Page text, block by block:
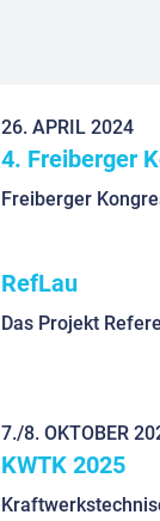
26. APRIL 2024
4. Freiberger
Freiberger
RefLau
7./8. OKTOBER
KWTK 2025